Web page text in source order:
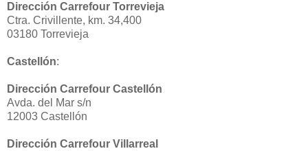
Dirección Carrefour Torrevieja
Ctra. Crivillente, km. 34,400
03180 Torrevieja
Castellón:
Dirección Carrefour Castellón
Avda. del Mar s/n
12003 Castellón
Dirección Carrefour Villarreal